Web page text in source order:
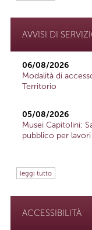
AVVISI DI
06/08/2026
Modalità di
Territorio
05/08/2026
Musei Capitolini:
pubblico per lavori
leggi tutto
ACCESSIBILITÀ